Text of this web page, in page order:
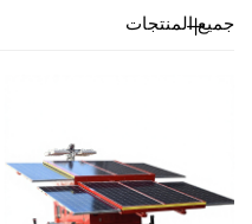
جميع المنتجات